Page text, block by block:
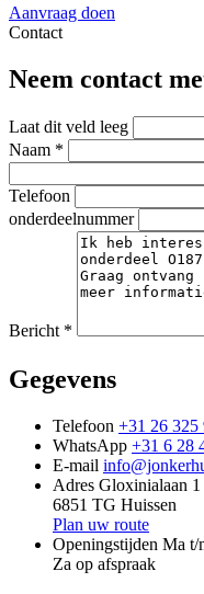
Aanvraag doen
Contact
Neem contact
Laat dit veld leeg
Naam *
Telefoon
onderdeelnummer
Bericht *
Gegevens
Telefoon +31 26 325
WhatsApp +31 6 28
E-mail
Adres Gloxinialaan 1
6851 TG Huissen
Plan uw route
Openingstijden Ma t/
Za op afspraak